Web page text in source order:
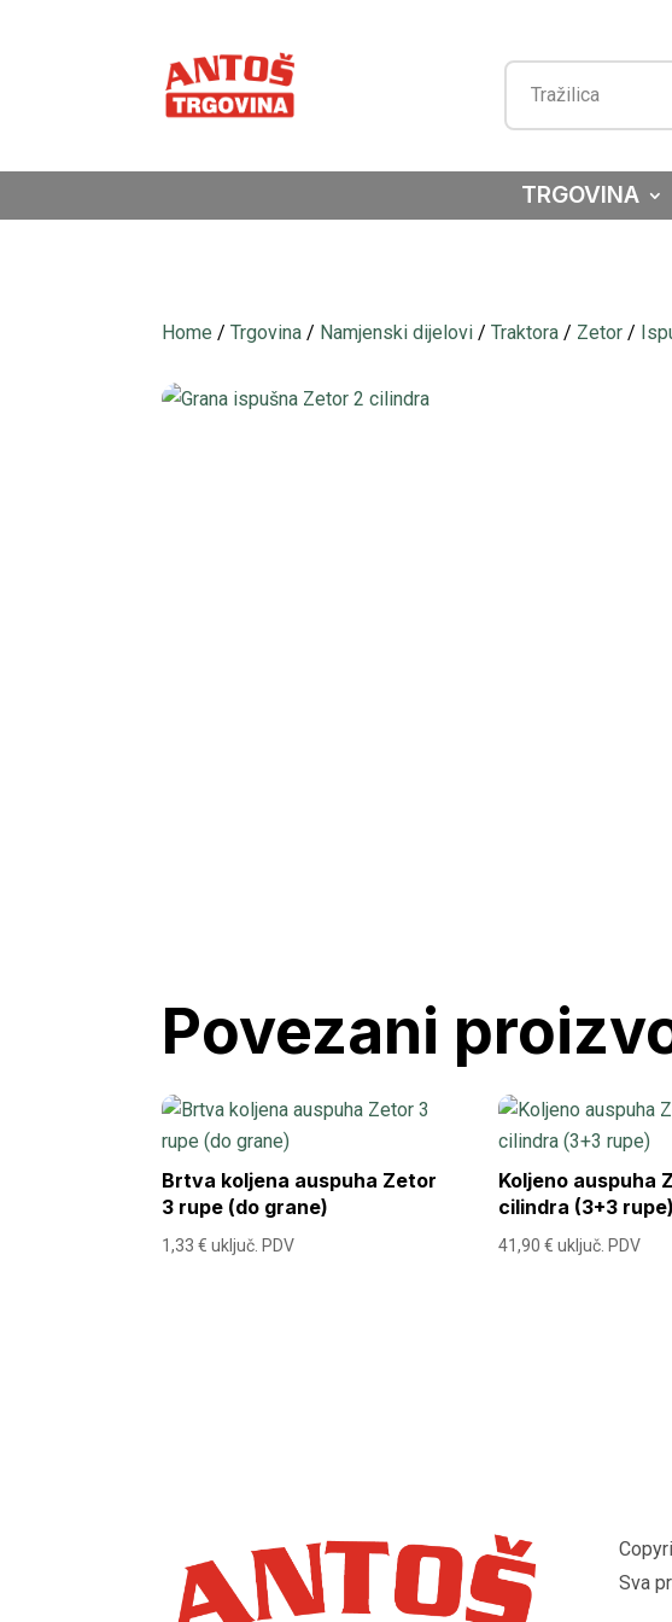
TRGOVINA
Home /Trgovina / Namjenski dijelovi /Traktora / Zetor /
Povezani
Brtva koljena auspuha Zetor
3 rupe (do grane)
1,33€ uključ. PDV
Koljeno auspuha
cilindra (3+3 rupe)
41,90€ uključ. PDV
Sva